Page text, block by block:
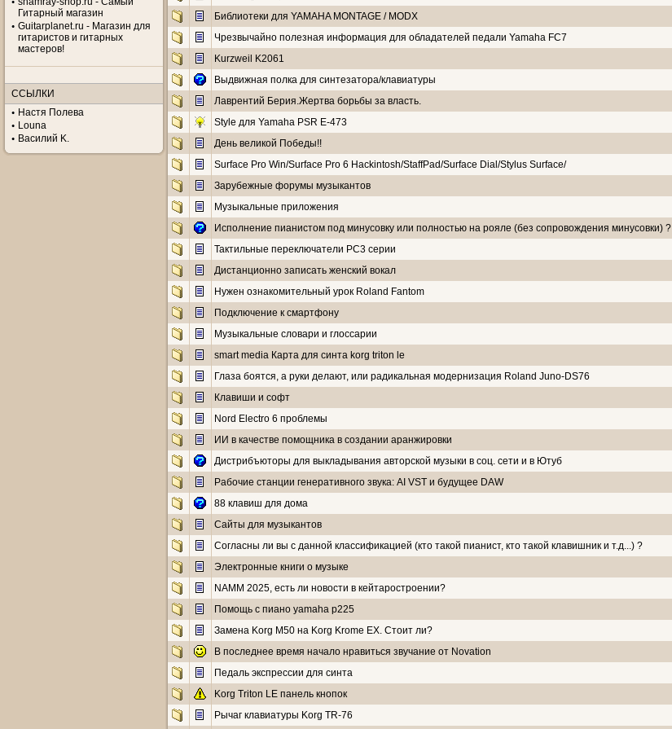
Гитарный магазин
Guitarplanet.ru - Магазин для
гитаристов и гитарных
мастеров!
ССЫЛКИ
Настя Полева
Louna
Василий K.
Библиотеки для YAMAHA MONTAGE / MODX
Чрезвычайно полезная информация для обладателей педали Yamaha FC7
Kurzweil K2061
Выдвижная полка для синтезатора/клавиатуры
Лаврентий Берия.Жертва борьбы за власть.
Style для Yamaha PSR E-473
День великой Победы!!
Surface Pro Win/Surface Pro 6 Hackintosh/StaffPad/Surface Dial/Stylus Surface/
Зарубежные форумы музыкантов
Музыкальные приложения
Исполнение пианистом под минусовку или полностью на рояле (без сопровождения минусовки) ?
Тактильные переключатели PC3 серии
Дистанционно записать женский вокал
Нужен ознакомительный урок Roland Fantom
Подключение к смартфону
Музыкальные словари и глоссарии
smart media Карта для синта korg triton le
Глаза боятся, а руки делают, или радикальная модернизация Roland Juno-DS76
Клавиши и софт
Nord Electro 6 проблемы
ИИ в качестве помощника в создании аранжировки
Дистрибъюторы для выкладывания авторской музыки в соц. сети и в Ютуб
Рабочие станции генеративного звука: AI VST и будущее DAW
88 клавиш для дома
Сайты для музыкантов
Согласны ли вы с данной классификацией (кто такой пианист, кто такой клавишник и т.д...) ?
Электронные книги о музыке
NAMM 2025, есть ли новости в кейтаростроении?
Помощь с пиано yamaha p225
Замена Korg M50 на Korg Krome EX. Стоит ли?
В последнее время начало нравиться звучание от Novation
Педаль экспрессии для синта
Korg Triton LE панель кнопок
Рычаг клавиатуры Korg TR-76